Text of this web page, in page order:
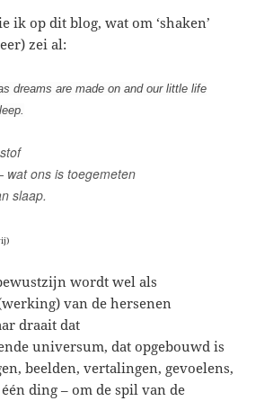
ik op dit blog, wat om ‘shaken’
zei al:
dreams are made on and our little life
wat ons is toegemeten
slaap.
wordt wel als
van de hersenen
draait dat
universum, dat opgebouwd is
beelden, vertalingen, gevoelens,
ding – om de spil van de